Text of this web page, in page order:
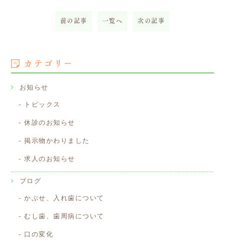
前の記事 一覧へ 次の記事
カテゴリー
お知らせ
トピックス
休診のお知らせ
掲示物かわりました
求人のお知らせ
ブログ
かぶせ、入れ歯について
むし歯、歯周病について
口の変化